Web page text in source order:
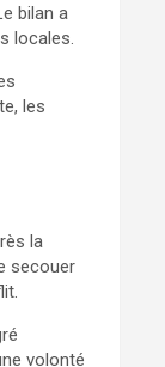
bilan a
locales.
les
la
secouer
volonté